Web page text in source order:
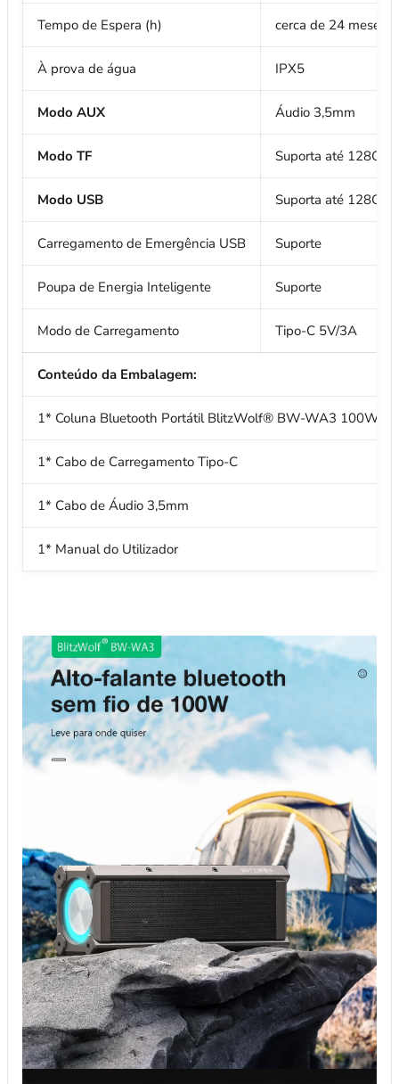
Tempo de Espera (h) cerca de 24 meses
À prova de água IPX5
Modo AUX Áudio 3,5mm
Modo TF Suporta até 128G
Modo USB Suporta até 128G
Carregamento de Emergência USB Suporte
Poupa de Energia Inteligente Suporte
Modo de Carregamento Tipo-C 5V/3A
Conteúdo da Embalagem:
1* Coluna Bluetooth Portátil BlitzWolf® BW-WA3 100W
1* Cabo de Carregamento Tipo-C
1* Cabo de Áudio 3,5mm
1* Manual do Utilizador